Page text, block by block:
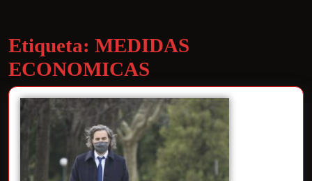
Etiqueta: MEDIDAS
ECONOMICAS